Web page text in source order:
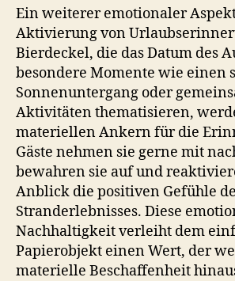
Ein weiterer emotionaler
Aktivierung von
Bierdeckel, die das Datum des
besondere Momente wie einen
Sonnenuntergang oder
Aktivitäten thematisieren,
materiellen Ankern für die
Gäste nehmen sie gerne mit
bewahren sie auf und
Anblick die positiven Gefühle
Stranderlebnisses. Diese
Nachhaltigkeit verleiht dem
Papierobjekt einen Wert, der
materielle Beschaffenheit